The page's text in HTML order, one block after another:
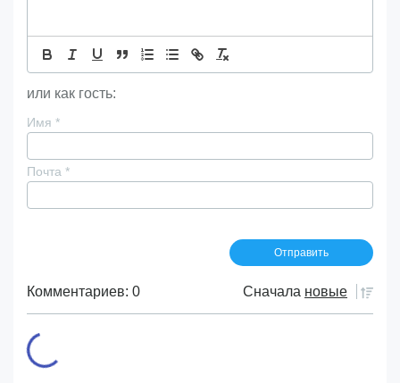
или как гость:
Имя *
Почта *
Комментариев: 0 Сначала новые